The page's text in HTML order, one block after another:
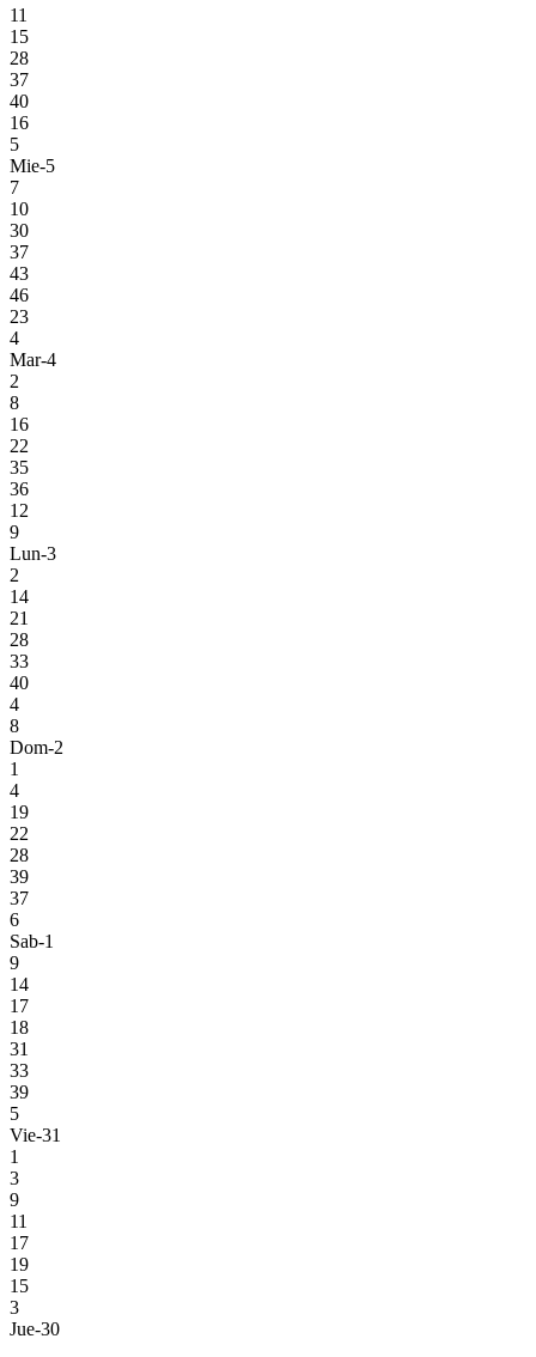
11
15
28
37
40
16
5
Mie-5
7
10
30
37
43
46
23
4
Mar-4
2
8
16
22
35
36
12
9
Lun-3
2
14
21
28
33
40
4
8
Dom-2
1
4
19
22
28
39
37
6
Sab-1
9
14
17
18
31
33
39
5
Vie-31
1
3
9
11
17
19
15
3
Jue-30